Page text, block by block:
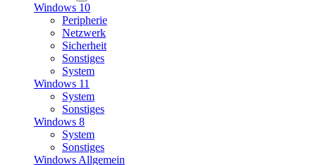
Windows 10
Peripherie
Netzwerk
Sicherheit
Sonstiges
System
Windows 11
System
Sonstiges
Windows 8
System
Sonstiges
Windows Allgemein